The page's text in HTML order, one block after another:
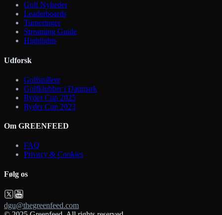
Golf Nyheder
Leaderboards
Turneringer
Streaming Guide
Highlights
Udforsk
Golfspillere
Golfklubber i Danmark
Ryder Cup 2025
Ryder Cup 2023
Om GREENFEED
FAQ
Privacy & Cookies
Følg os
dgu@thegreenfeed.com